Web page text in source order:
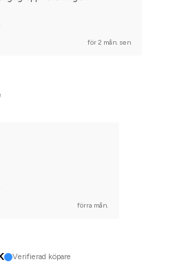
för 2 mån. sen
förra mån.
Verifierad köpare